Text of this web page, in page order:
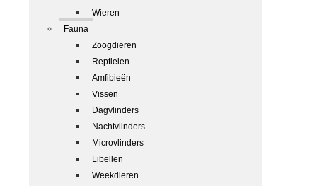
Wieren
Fauna
Zoogdieren
Reptielen
Amfibieën
Vissen
Dagvlinders
Nachtvlinders
Microvlinders
Libellen
Weekdieren